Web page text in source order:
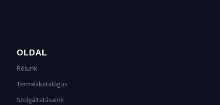
OLDAL
Rólunk
Termékkatalógus
Szolgáltatásaink